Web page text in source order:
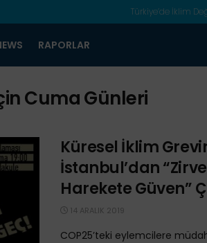
Türkiye’de İklim
RAPORLAR
Cuma Günleri
Küresel İklim
İstanbul’dan
Harekete Güven”
14 ARALIK 2019
COP25’teki eylemcilere